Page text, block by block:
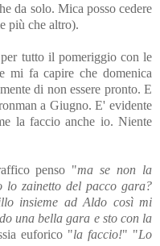
da solo. Mica posso cedere
più che altro).
tutto il pomeriggio con le
fa capire che domenica
di non essere pronto. E
a Giugno. E' evidente
la faccio anche io. Niente
penso "ma se non la
lo zainetto del pacco gara?
insieme ad Aldo così mi
una bella gara e sto con la
euforico "la faccio!" "Lo